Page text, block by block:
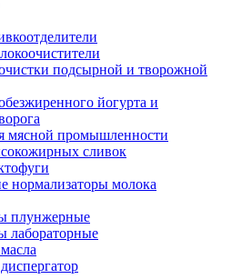
подсырной и творожной
йогурта и
мясной промышленности
сливок
нормализаторы молока
плунжерные
лабораторные